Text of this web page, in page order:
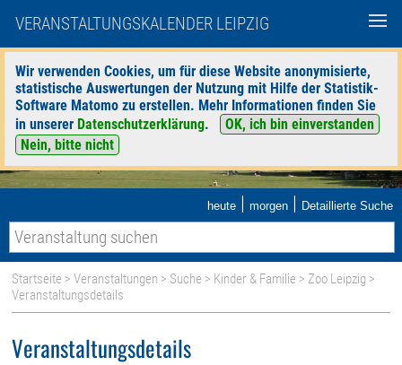
VERANSTALTUNGSKALENDER LEIPZIG
Wir verwenden Cookies, um für diese Website anonymisierte,
statistische Auswertungen der Nutzung mit Hilfe der Statistik-
Software Matomo zu erstellen. Mehr Informationen finden Sie
in unserer Datenschutzerklärung.
OK, ich bin einverstanden
Nein, bitte nicht
heute | morgen | Detaillierte Suche
Startseite >Veranstaltungen > Suche > Kinder & Familie >Zoo Leipzig >
Veranstaltungsdetails
Veranstaltungsdetails